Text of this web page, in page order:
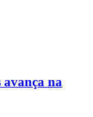
avança na